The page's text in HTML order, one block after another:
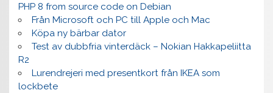
PHP 8 from source code on Debian
Från Microsoft och PC till Apple och Mac
Köpa ny bärbar dator
Test av dubbfria vinterdäck – Nokian Hakkapeliitta
R2
Lurendrejeri med presentkort från IKEA som
lockbete